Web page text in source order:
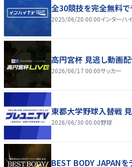
全30競技を完全無料で
2025/06/20 00:00インターハ
高円宮杯 見逃し動画配
2026/06/17 00:00サッカー
東都大学野球入替戦 見
2026/06/30 00:00野球
BEST BODY JAPANを